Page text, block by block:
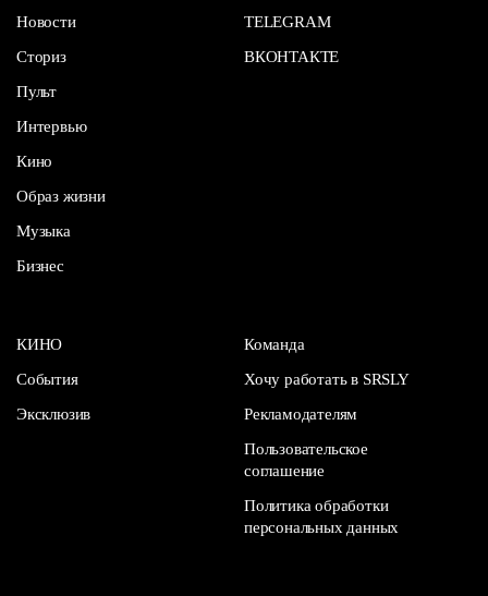
Новости
Сториз
Пульт
Интервью
Кино
Образ жизни
Музыка
Бизнес
TELEGRAM
ВКОНТАКТЕ
КИНО
События
Эксклюзив
Команда
Хочу работать в SRSLY
Рекламодателям
Пользовательское
соглашение
Политика обработки
персональных данных